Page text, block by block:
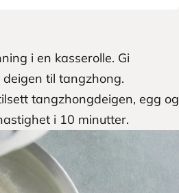
i en kasserolle. Gi
til tangzhong.
tangzhongdeigen, egg og
i 10 minutter.